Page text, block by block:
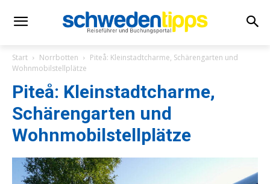
Start Norrbotten
Piteå: Kleinstadtcharme, Schärengarten und
Wohnmobilstellplätze
Piteå: Kleinstadtcharme,
Schärengarten und
Wohnmobilstellplätze